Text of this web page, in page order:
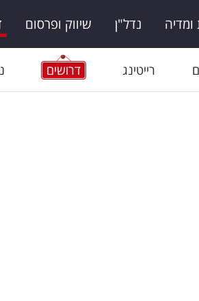
נדל"ן שיווק ופרסום
רייטינג דרושים